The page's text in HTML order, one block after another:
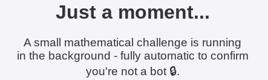
Just a moment...
A small mathematical challenge is running
in the background - fully automatic to confirm
you're not a bot 🔒.